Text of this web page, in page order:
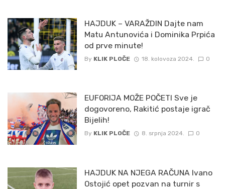
HAJDUK – VARAŽDIN Dajte nam
Matu Antunovića i Dominika Prpića
od prve minute!
By KLIK PLOČE 18. kolovoza 2024. 0
EUFORIJA MOŽE POČETI Sve je
dogovoreno, Rakitić postaje igrač
Bijelih!
By KLIK PLOČE 8. srpnja 2024. 0
HAJDUK NA NJEGA RAČUNA Ivano
Ostojić opet pozvan na turnir s